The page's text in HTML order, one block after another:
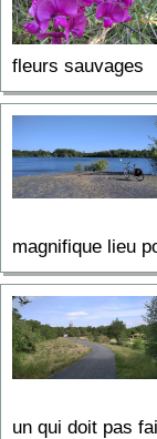
fleurs sauvages
magnifique lieu
un qui doit pas